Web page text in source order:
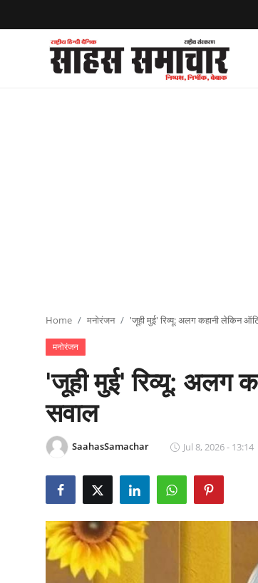
Register
Home मनोरंजन 'जूही मुई' रिव्यू: अलग कहानी लेकिन
मनोरंजन
'जूही मुई' रिव्यू: अलग
सवाल
SaahasSamachar Jul 8, 2026 - 13:14